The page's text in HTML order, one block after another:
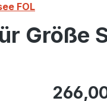
FOL
Größe
Regulärer